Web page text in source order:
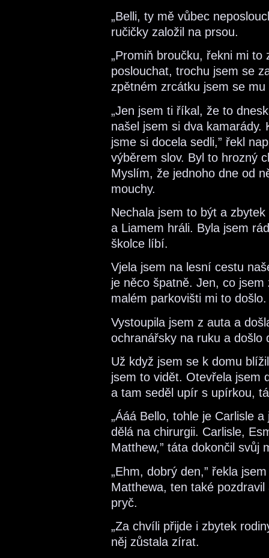
„Belli, ty mě vůbec
ručičky založil na prsou.
„Promiň broučku, řekni mi
poslouchat, trochu jsem se
zpětném zrcátku jsem se
„Jen jsem ti říkal, že to
našel jsem si dva
jsme si docela sedli,” řekl
výběrem slov. Byl to hrozný
Myslím, že jednoho dne od
mouchy.
Nechala jsem to být a
a Liamem hráli. Byla jsem
školce líbí.
Vjela jsem na lesní cestu
je něco špatně. Jen, co
malém parkovišti mi to
Vystoupila jsem z auta a
ochranářsky na ruku a došlo
Už když jsem se k domu
jsem to vidět. Otevřela jsem
a tam seděl upír s upírkou,
„Ááá Bello, tohle je Carlisle
dělá na chirurgii. Carlisle,
Matthew,” táta dokončil svůj
„Ehm, dobrý den,” řekla
Matthewa, ten také
pryč.
„Za chvíli přijde i zbytek
něj zůstala zírat.